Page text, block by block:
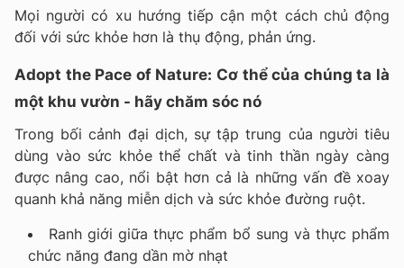
Mọi người có xu hướng tiếp cận một cách chủ động
đối với sức khỏe hơn là thụ động, phản ứng.
Adopt the Pace of Nature: Cơ thể của chúng ta là
một khu vườn - hãy chăm sóc nó
Trong bối cảnh đại dịch, sự tập trung của người tiêu
dùng vào sức khỏe thể chất và tinh thần ngày càng
được nâng cao, nổi bật hơn cả là những vấn đề xoay
quanh khả năng miễn dịch và sức khỏe đường ruột.
Ranh giới giữa thực phẩm bổ sung và thực phẩm
chức năng đang dần mờ nhạt